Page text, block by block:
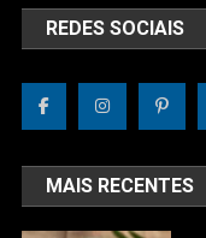
REDES SOCIAIS
MAIS RECENTES